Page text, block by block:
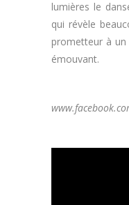
lumières le
qui révèle
prometteur à un
émouvant.